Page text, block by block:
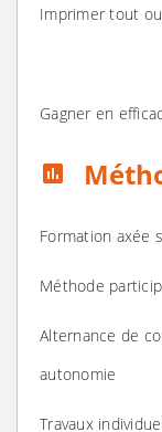
Imprimer tout
Gagner en
assessment
Formation axée
Méthode
Alternance de
autonomie
Travaux